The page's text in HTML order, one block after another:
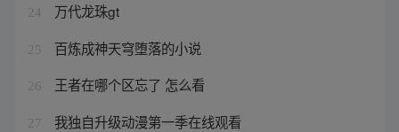
24 万代龙珠gt
25 百炼成神天穹堕落的小说
26 王者在哪个区忘了 怎么看
27 我独自升级动漫第一季在线观看